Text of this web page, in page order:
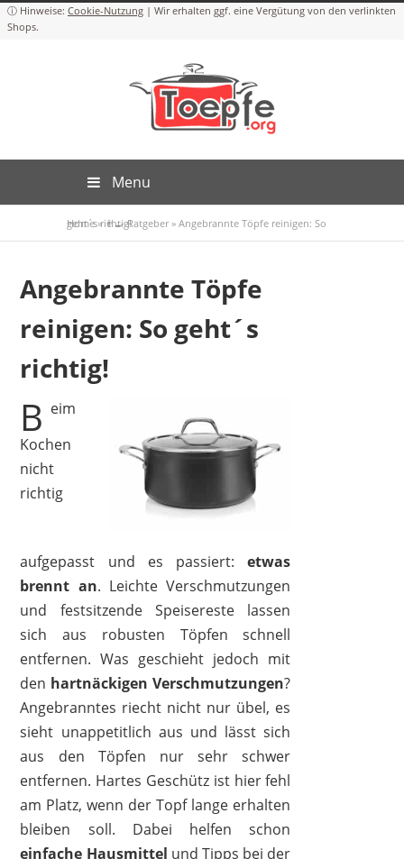
Cookie-Nutzung
Menu
Home»👨‍🍳 Ratgeber »
Angebrannte Töpfe reinigen: So geht´s richtig!
Angebrannte Töpfe
reinigen: So geht´s
richtig!
B eim
Kochen
nicht
richtig
aufgepasst und es passiert:etwas
brennt an. Leichte Verschmutzungen
und festsitzende Speisereste lassen
sich aus robusten Töpfen schnell
entfernen. Was geschieht jedoch mit
den hartnäckigen Verschmutzungen?
Angebranntes riecht nicht nur übel, es
sieht unappetitlich aus und lässt sich
aus den Töpfen nur sehr schwer
entfernen. Hartes Geschütz ist hier fehl
am Platz, wenn der Topf lange erhalten
bleiben soll. Dabei helfen schon
einfache Hausmittel und Tipps bei der